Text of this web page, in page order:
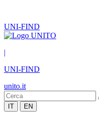
UNI-FIND
|
UNI-FIND
unito.it
IT EN